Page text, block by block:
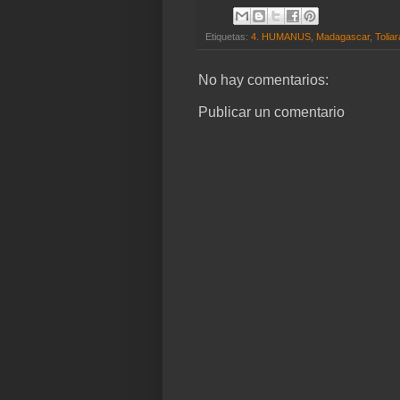
Etiquetas: 4. HUMANUS Madagascar,
No hay comentarios:
Publicar un comentario